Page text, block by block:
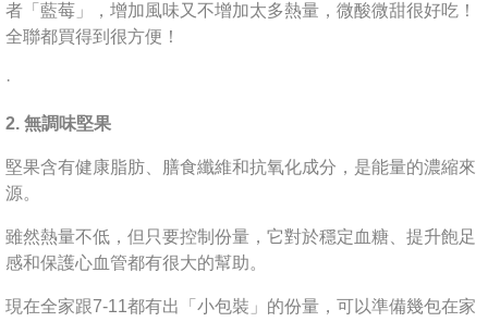
者「藍莓」，增加風味又不增加太多熱量，微酸微甜很好吃！
全聯都買得到很方便！
·
2. 無調味堅果
堅果含有健康脂肪、膳食纖維和抗氧化成分，是能量的濃縮來
源。
雖然熱量不低，但只要控制份量，它對於穩定血糖、提升飽足
感和保護心血管都有很大的幫助。
現在全家跟7-11都有出「小包裝」的份量，可以準備幾包在家